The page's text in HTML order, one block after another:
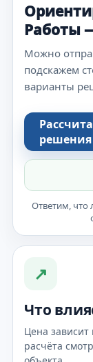
Работы
Можно
подскажем
варианты
решения
Ответим, что
↗
Что
Цена
расчёта